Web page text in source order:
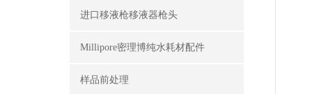
进口移液枪移液器枪头
Millipore密理博纯水耗材配件
样品前处理